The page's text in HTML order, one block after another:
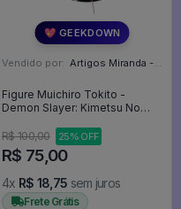
💖 GEEKDOWN
Vendido por: Artigos Miranda - RJ
Figure Muichiro Tokito -
Demon Slayer: Kimetsu No
R$ 100,00
25% OFF
R$ 75,00
4x R$ 18,75 sem juros
Frete Grátis